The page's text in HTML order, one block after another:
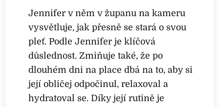
Jennifer v něm v županu na kameru
vysvětluje, jak přesně se stará o svou
pleť. Podle Jennifer je klíčová
důslednost. Zmiňuje také, že po
dlouhém dni na place dbá na to, aby si
její obličej odpočinul, relaxoval a
hydratoval se. Díky její rutině je